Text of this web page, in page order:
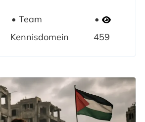
Team
Kennisdomein
459